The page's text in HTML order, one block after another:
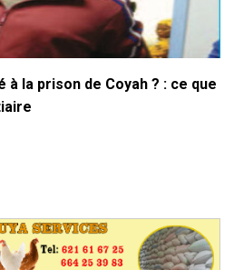
la prison de Coyah ? : ce que